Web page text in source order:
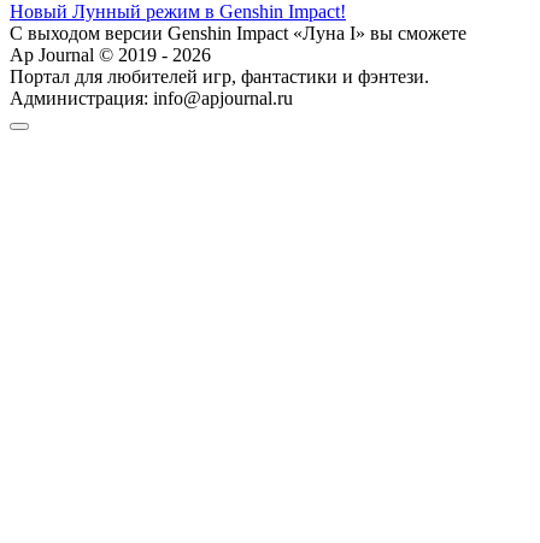
Новый Лунный режим в Genshin Impact!
С выходом версии Genshin Impact «Луна I» вы сможете
Ap Journal © 2019 - 2026
Портал для любителей игр, фантастики и фэнтези.
Администрация: info@apjournal.ru